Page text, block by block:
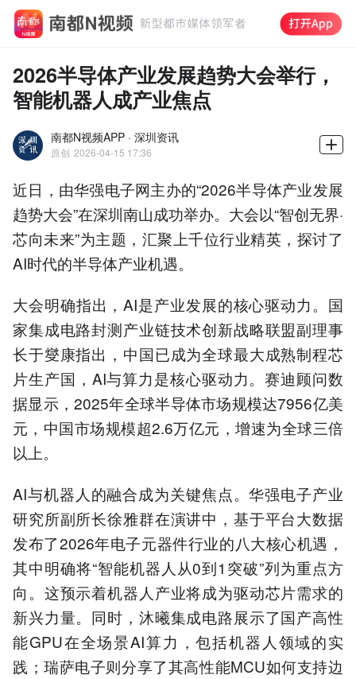
2026半导体产业发展趋势大会举行，
智能机器人成产业焦点
南都N视频APP · 深圳资讯
原创 2026-04-15 17:36
近日，由华强电子网主办的“2026半导体产业发展
趋势大会”在深圳南山成功举办。大会以“智创无界·
芯向未来”为主题，汇聚上千位行业精英，探讨了
AI时代的半导体产业机遇。
大会明确指出，AI是产业发展的核心驱动力。国
家集成电路封测产业链技术创新战略联盟副理事
长于燮康指出，中国已成为全球最大成熟制程芯
片生产国，AI与算力是核心驱动力。赛迪顾问数
据显示，2025年全球半导体市场规模达7956亿美
元，中国市场规模超2.6万亿元，增速为全球三倍
以上。
AI与机器人的融合成为关键焦点。华强电子产业
研究所副所长徐雅群在演讲中，基于平台大数据
发布了2026年电子元器件行业的八大核心机遇，
其中明确将“智能机器人从0到1突破”列为重点方
向。这预示着机器人产业将成为驱动芯片需求的
新兴力量。同时，沐曦集成电路展示了国产高性
能GPU在全场景AI算力，包括机器人领域的实
践；瑞萨电子则分享了其高性能MCU如何支持边